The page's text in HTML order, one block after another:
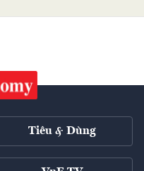
Tiêu & Dùng